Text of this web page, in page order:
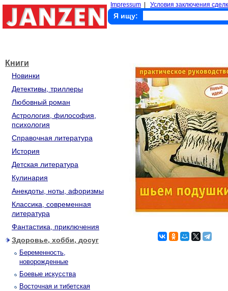
Impressum Условия заключения
Я ищу:
Книги
Новинки
Детективы, триллеры
Любовный роман
Астрология, философия,
психология
Справочная литература
История
Детская литература
Кулинария
Анекдоты, ноты, афоризмы
Классика, современная
литература
Фантастика, приключения
Здоровье, хобби, досуг
Беременность,
новорожденные
Боевые искусства
Восточная и тибетская